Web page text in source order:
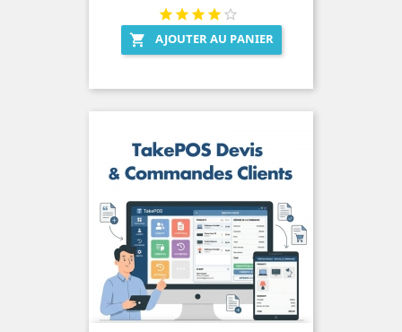
 AJOUTER AU PANIER